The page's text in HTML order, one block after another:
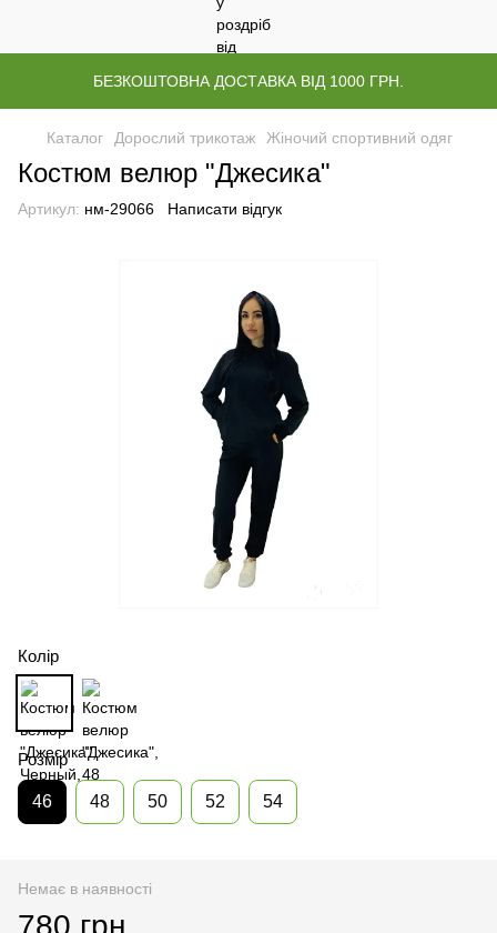
БЕЗКОШТОВНА ДОСТАВКА ВІД 1000 ГРН.
Каталог Дорослий трикотаж Жіночий спортивний одяг
Костюм велюр "Джесика"
Артикул: нм-29066 Написати відгук
Колір
Розмір
46 48 50 52 54
Немає в наявності
780 грн